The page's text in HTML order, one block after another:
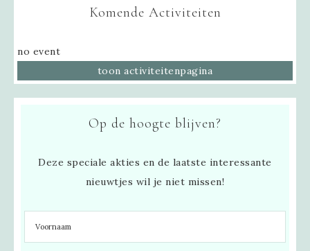
Komende Activiteiten
no event
toon activiteitenpagina
Op de hoogte blijven?
Deze speciale akties en de laatste interessante
nieuwtjes wil je niet missen!